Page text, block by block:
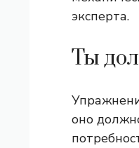
эксперта.
Ты
оно